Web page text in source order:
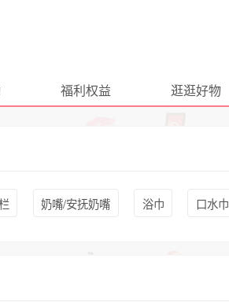
福利权益 逛逛好物
奶嘴/安抚奶嘴 浴巾 口水巾